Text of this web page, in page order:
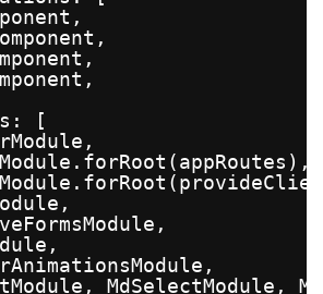
[
MdSelectModule,